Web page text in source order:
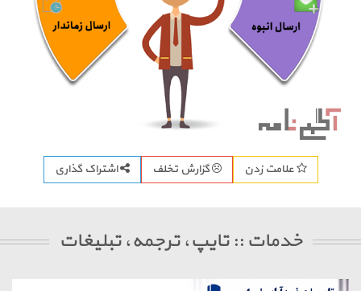
علامت زدن گزارش تخلف اشتراک گذاری
خدمات :: تایپ، ترجمه، تبلیغات